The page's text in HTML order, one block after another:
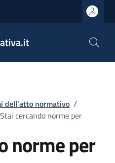
dell'atto normativo /
Stai cercando norme per
norme per